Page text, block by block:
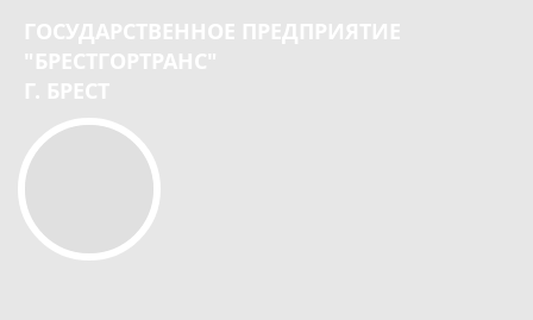
ГОСУДАРСТВЕННОЕ ПРЕДПРИЯТИЕ
"БРЕСТГОРТРАНС"
Г. БРЕСТ